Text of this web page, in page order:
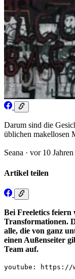
Darum sind die
üblichen makellosen
Seana · vor 10 Jahren
Artikel teilen
Bei Freeletics
Transformationen.
alle, die von ganz
einen Außenseiter
Team auf.
youtube: https://